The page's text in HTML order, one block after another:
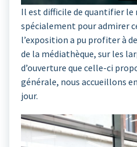
Il est difficile de quantifier le
spécialement pour admirer
l’exposition a pu profiter à
de la médiathèque, sur les
d’ouverture que celle-ci
générale, nous accueillons
jour.